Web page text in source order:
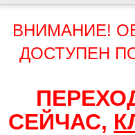
ВНИМАНИЕ!
ДОСТУПЕН
СЕЙЧАС,